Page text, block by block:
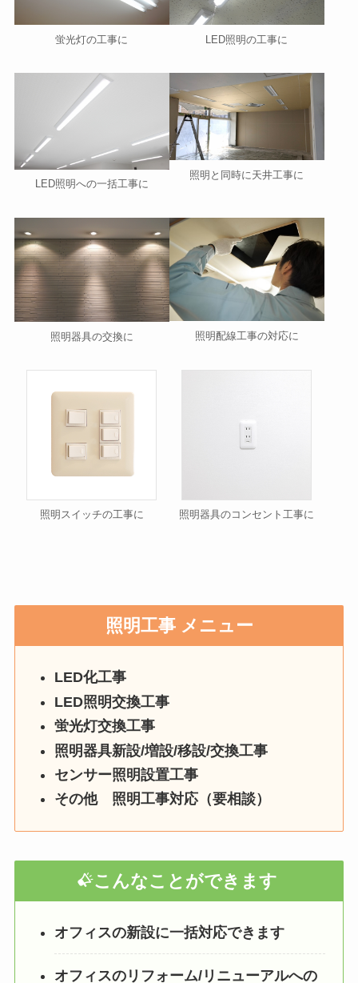
蛍光灯の工事に LED照明の工事に
LED照明への一括工事に
照明と同時に天井工事に
照明器具の交換に 照明配線工事の対応に
照明スイッチの工事に 照明器具のコンセント工事に
照明工事 メニュー
LED化工事
LED照明交換工事
蛍光灯交換工事
照明器具新設/増設/移設/交換工事
センサー照明設置工事
その他 照明工事対応（要相談）
こんなことができます
オフィスの新設に一括対応できます
オフィスのリフォーム/リニューアルへの